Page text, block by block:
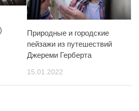
Природные и городские
пейзажи из путешествий
Джереми Герберта
15.01.2022